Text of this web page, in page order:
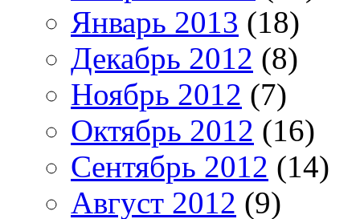
Январь 2013 (18)
Декабрь 2012 (8)
Ноябрь 2012 (7)
Октябрь 2012 (16)
Сентябрь 2012 (14)
Август 2012 (9)